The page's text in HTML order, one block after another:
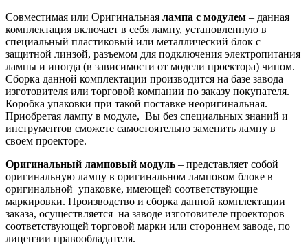
Совместимая или Оригинальная лампа с модулем – данная
комплектация включает в себя лампу, установленную в
специальный пластиковый или металлический блок с
защитной линзой, разъемом для подключения электропитания
лампы и иногда (в зависимости от модели проектора) чипом.
Сборка данной комплектации производится на базе завода
изготовителя или торговой компании по заказу покупателя.
Коробка упаковки при такой поставке неоригинальная.
Приобретая лампу в модуле, Вы без специальных знаний и
инструментов сможете самостоятельно заменить лампу в
своем проекторе.
Оригинальный ламповый модуль – представляет собой
оригинальную лампу в оригинальном ламповом блоке в
оригинальной упаковке, имеющей соответствующие
маркировки. Производство и сборка данной комплектации
заказа, осуществляется на заводе изготовителе проекторов
соответствующей торговой марки или стороннем заводе, по
лицензии правообладателя.